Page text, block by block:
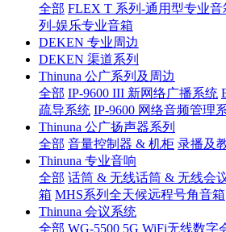
全部 FLEX T 系列-通用型专业音
列-娱乐专业音箱
DEKEN 专业周边
DEKEN 渠道系列
Thinuna 公广系列及周边
全部 IP-9600 III 新网络广播系统
疏导系统 IP-9600 网络音频管理
Thinuna 公广扬声器系列
全部 音量控制器 & 机柜 录播及
Thinuna 专业音响
全部 话筒 & 无线话筒 & 无线会
箱 MHS系列全天候远程号角音箱
Thinuna 会议系统
全部 WG-5500 5G WiFi无线数字